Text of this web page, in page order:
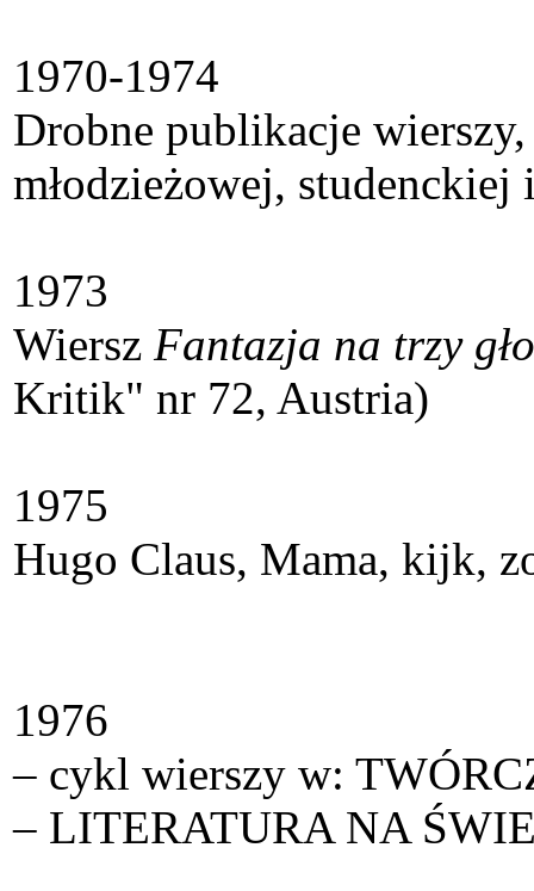
1970-1974
Drobne publikacje
młodzieżowej, studenckiej
1973
Wiersz Fantazja na trzy
Kritik" nr 72, Austria)
1975
Hugo Claus, Mama, kijk,
1976
– cykl wierszy w:
– LITERATURA NA